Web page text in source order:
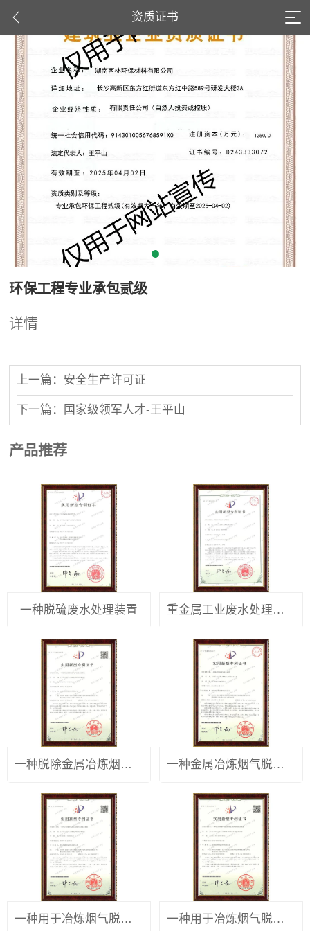
资质证书
环保工程专业承包贰级
详情
上一篇：安全生产许可证
下一篇：国家级领军人才-王平山
产品推荐
一种脱硫废水处理装置 重金属工业废水处理装置
一种脱除金属冶炼烟气中金属汞的系统 一种金属冶炼烟气脱汞装置
一种用于冶炼烟气脱汞的循环浆液脱汞装置 一种用于冶炼烟气脱汞的氧化-吸附联合脱汞装置